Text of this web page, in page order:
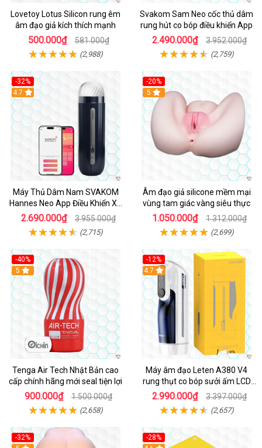
Lovetoy Lotus Silicon rung êm
âm đạo giả kích thích mạnh
500.000₫ 581.000₫
(2,988)
Svakom Sam Neo cốc thủ dâm
rung hút co bóp điều khiển App
2.490.000₫ 3.952.000₫
(2,759)
-32%
Hot
4.7
Máy Thủ Dâm Nam SVAKOM
Hannes Neo App Điều Khiển Xa
Cao Cấp
2.690.000₫ 3.955.000₫
(2,715)
-20%
Hot
5
Âm đạo giả silicone mềm mại
vùng tam giác vàng siêu thực
1.050.000₫ 1.312.000₫
(2,699)
-40%
Hot
5
Tenga Air Tech Nhật Bản cao
cấp chính hãng mới seal tiện lợi
900.000₫ 1.500.000₫
(2,658)
-12%
Hot
4.7
Máy âm đạo Leten A380 V4
rung thụt co bóp sưởi ấm LCD
đẹp
2.990.000₫ 3.397.000₫
(2,657)
-32%
-28%